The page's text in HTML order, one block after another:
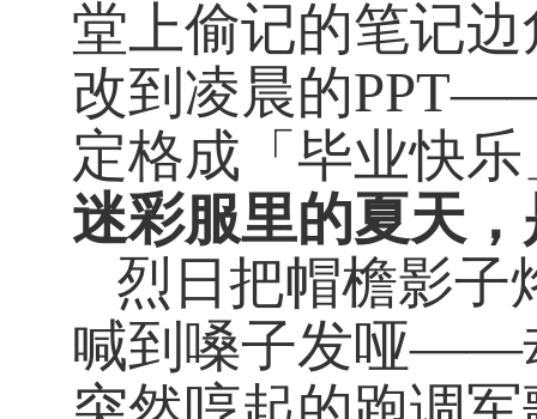
堂上偷记的笔记
改到凌晨的
定格成「毕业快
迷彩服里的夏天
烈日把帽檐影子
喊到嗓子发哑——